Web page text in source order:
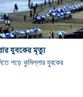
যুবকের মৃত্যু
পড়ে কুমিল্লার যুবকের